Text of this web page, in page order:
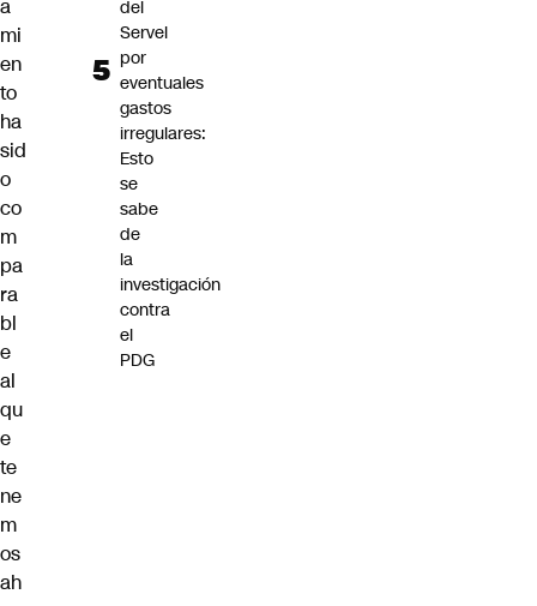
a
mi
en
to
ha
sid
o
co
m
pa
ra
bl
e
al
qu
e
te
ne
m
os
ah
del
Servel
por
eventuales
gastos
irregulares:
Esto
se
sabe
de
la
investigación
contra
el
PDG